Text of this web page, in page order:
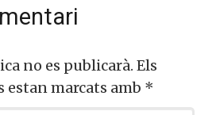
no es publicarà. Els
estan marcats amb *